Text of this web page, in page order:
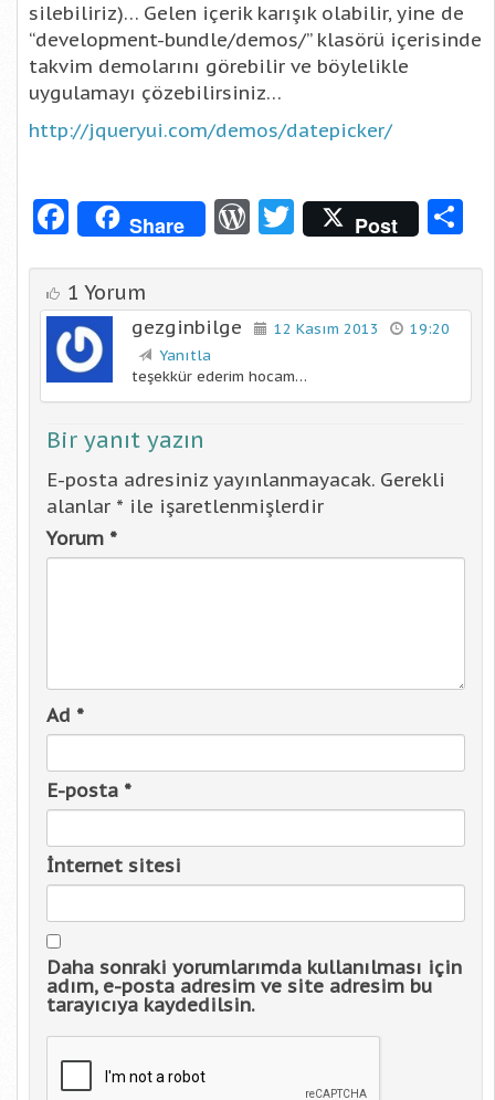
silebiliriz)… Gelen içerik karışık olabilir, yine de
“development-bundle/demos/” klasörü içerisinde
takvim demolarını görebilir ve böylelikle
uygulamayı çözebilirsiniz…
http://jqueryui.com/demos/datepicker/
Facebook
Share WordPress
Twitter
Post
1 Yorum
gezginbilge 12 Kasım 2013
19:20
Yanıtla
teşekkür ederim hocam…
Bir yanıt yazın
E-posta adresiniz yayınlanmayacak. Gerekli
alanlar * ile işaretlenmişlerdir
Yorum *
Ad *
E-posta *
İnternet sitesi
Daha sonraki yorumlarımda kullanılması için
adım, e-posta adresim ve site adresim bu
tarayıcıya kaydedilsin.